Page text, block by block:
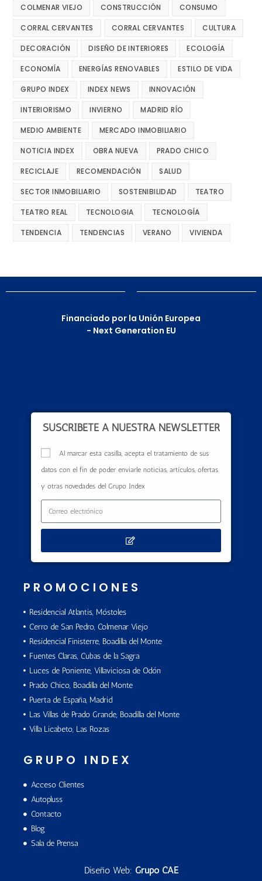
COLMENAR VIEJO CONSTRUCCIÓN CONSUMO
CORRAL CERVANTES CORRAL CERVANTES CULTURA
DECORACIÓN DISEÑO DE INTERIORES ECOLOGÍA
ECONOMÍA ENERGÍAS RENOVABLES ESTILO DE VIDA
GRUPO INDEX INDEX NEWS INNOVACIÓN
INTERIORISMO INVIERNO MADRID RÍO
MEDIO AMBIENTE MERCADO INMOBILIARIO
NOTICIA INDEX OBRA NUEVA PRADO CHICO
RECICLAJE RECOMENDACIÓN SALUD
SECTOR INMOBILIARIO SOSTENIBILIDAD TEATRO
TEATRO REAL TECNOLOGIA TECNOLOGÍA
TENDENCIA TENDENCIAS VERANO VIVIENDA
Financiado por la Unión Europea
- Next Generation EU
SUSCRÍBETE A NUESTRA NEWSLETTER
Al marcar esta casilla, acepta el tratamiento de sus
datos con el fin de poder enviarle noticias, artículos, ofertas
y otras novedades del Grupo Index
PROMOCIONES
Residencial Atlantis, Móstoles
Cerro de San Pedro, Colmenar Viejo
Residencial Finisterre, Boadilla del Monte
Fuentes Claras, Cubas de la Sagra
Luces de Poniente, Villaviciosa de Odón
Prado Chico, Boadilla del Monte
Puerta de España, Madrid
Las Villas de Prado Grande, Boadilla del Monte
Villa Licabeto, Las Rozas
GRUPO INDEX
Acceso Clientes
Autopluss
Contacto
Blog
Sala de Prensa
Diseño Web: Grupo CAE